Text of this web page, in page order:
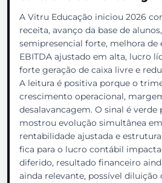
A Vitru Educação iniciou 2026
receita, avanço da base de
semipresencial forte, melhora de
EBITDA ajustado em alta, lucro
forte geração de caixa livre e
A leitura é positiva porque o
crescimento operacional,
desalavancagem. O sinal é
mostrou evolução simultânea
rentabilidade ajustada e
fica para o lucro contábil
diferido, resultado financeiro
ainda relevante, possível diluição